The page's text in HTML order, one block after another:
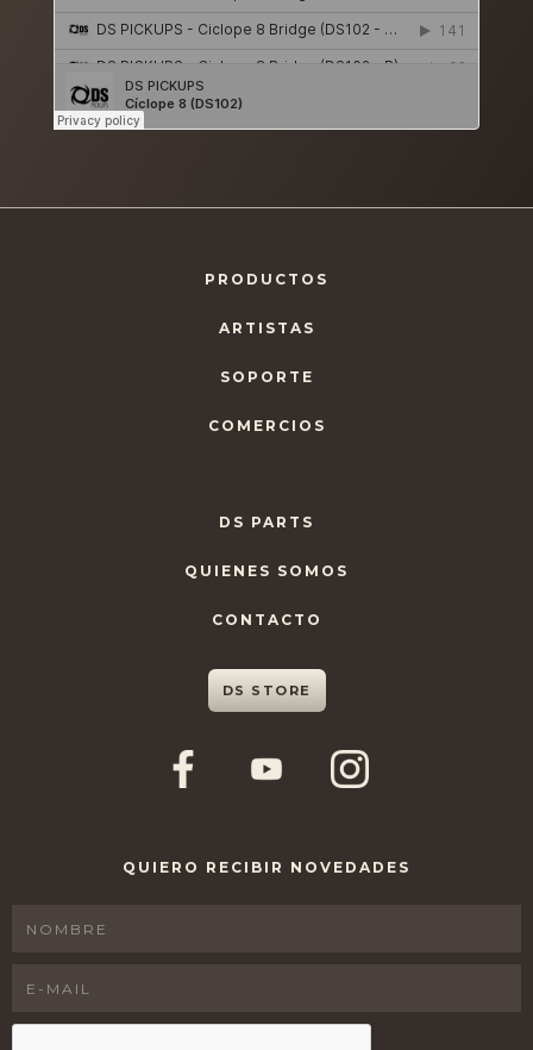
PRODUCTOS
ARTISTAS
SOPORTE
COMERCIOS
DS PARTS
QUIENES SOMOS
CONTACTO
DS STORE
QUIERO RECIBIR NOVEDADES